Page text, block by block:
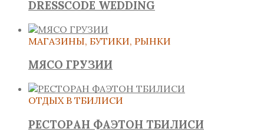
DRESSCODE WEDDING
МАГАЗИНЫ, БУТИКИ, РЫНКИ
МЯСО ГРУЗИИ
ОТДЫХ В ТБИЛИСИ
РЕСТОРАН ФАЭТОН ТБИЛИСИ